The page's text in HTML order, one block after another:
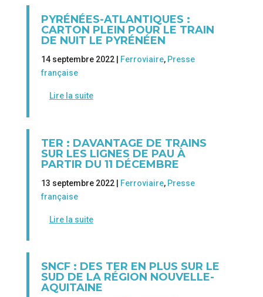
PYRÉNÉES-ATLANTIQUES :
CARTON PLEIN POUR LE TRAIN
DE NUIT LE PYRÉNÉEN
14 septembre 2022 | Ferroviaire, Presse
française
Lire la suite
TER : DAVANTAGE DE TRAINS
SUR LES LIGNES DE PAU À
PARTIR DU 11 DÉCEMBRE
13 septembre 2022 | Ferroviaire, Presse
française
Lire la suite
SNCF : DES TER EN PLUS SUR LE
SUD DE LA RÉGION NOUVELLE-
AQUITAINE